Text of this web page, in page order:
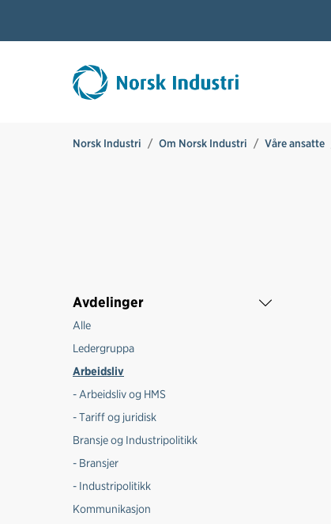
Norsk Industri Om Norsk Industri Våre ansatte
Avdelinger
Alle
Ledergruppa
Arbeidsliv
- Arbeidsliv og HMS
- Tariff og juridisk
Bransje og Industripolitikk
- Bransjer
- Industripolitikk
Kommunikasjon